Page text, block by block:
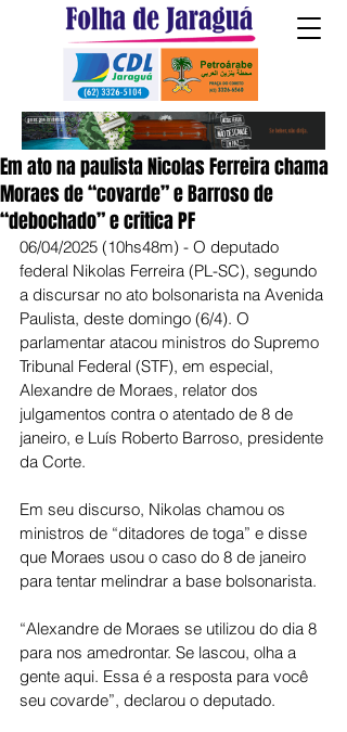
Em ato na paulista Nicolas Ferreira chama
Moraes de “covarde” e Barroso de
“debochado” e critica PF
06/04/2025 (10hs48m) - O deputado
federal Nikolas Ferreira (PL-SC), segundo
a discursar no ato bolsonarista na Avenida
Paulista, deste domingo (6/4). O
parlamentar atacou ministros do Supremo
Tribunal Federal (STF), em especial,
Alexandre de Moraes, relator dos
julgamentos contra o atentado de 8 de
janeiro, e Luís Roberto Barroso, presidente
da Corte.
Em seu discurso, Nikolas chamou os
ministros de “ditadores de toga” e disse
que Moraes usou o caso do 8 de janeiro
para tentar melindrar a base bolsonarista.
“Alexandre de Moraes se utilizou do dia 8
para nos amedrontar. Se lascou, olha a
gente aqui. Essa é a resposta para você
seu covarde”, declarou o deputado.